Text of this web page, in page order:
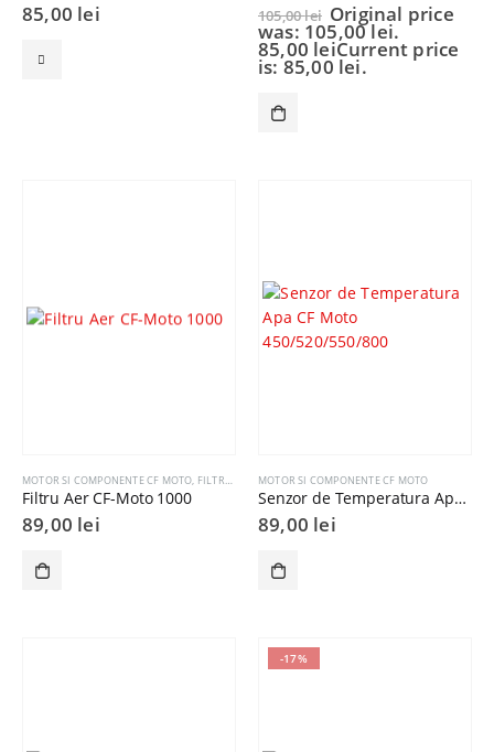
85,00 lei 105,00lei Original price
was: 105,00 lei.
85,00 leiCurrent price
is: 85,00 lei.
MOTOR SI COMPONENTE CF MOTO, FILTRE AER
Filtru Aer CF-Moto 1000
89,00 lei
MOTOR SI COMPONENTE CF MOTO
Senzor de Temperatura Apa CF Moto 450/520/550/800
89,00 lei
-17%